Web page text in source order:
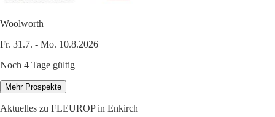
Woolworth
Fr. 31.7. - Mo. 10.8.2026
Noch 4 Tage gültig
Mehr Prospekte
Aktuelles zu FLEUROP in Enkirch